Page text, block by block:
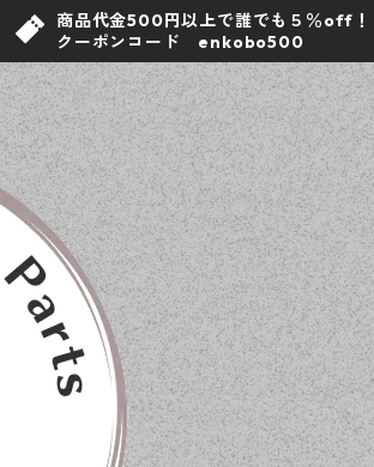
商品代金500円以上で誰でも５％off！
クーポンコード enkobo500